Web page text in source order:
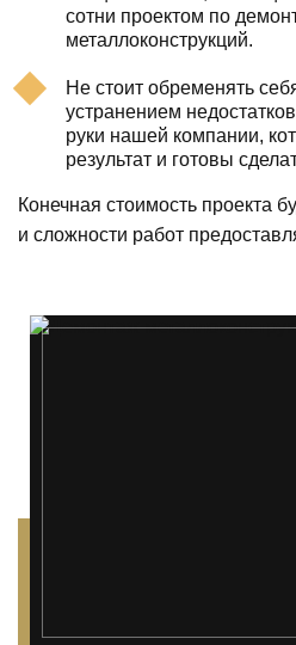
сотни проектом по
металлоконструкций.
Не стоит обременять
устранением
руки нашей компании,
результат и готовы
Конечная стоимость проекта
и сложности работ